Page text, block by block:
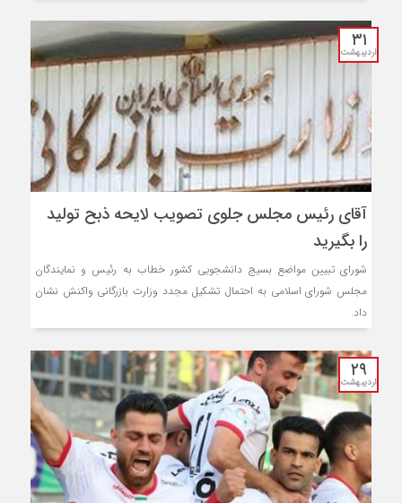
۳۱
اردیبهشت
آقای رئیس مجلس جلوی تصویب لایحه ذبح تولید
را بگیرید
شورای تبیین مواضع بسیج دانشجویی کشور خطاب به رئیس و نمایندگان
مجلس شورای اسلامی به احتمال تشکیل مجدد وزارت بازرگانی واکنش نشان
داد.
۲۹
اردیبهشت